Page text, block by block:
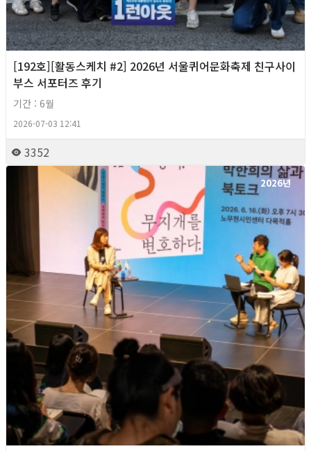
[192호][활동스케치 #2] 2026년 서울퀴어문화축제 친구사이
부스 서포터즈 후기
기간 : 6월
2026-07-03 12:41
3352
2026년